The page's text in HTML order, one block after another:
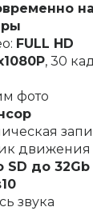
FULL HD
, 30
фото
движения
SD до 32Gb
звука